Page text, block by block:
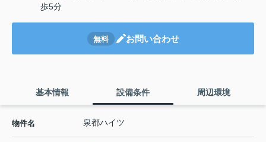
歩5分
無料 お問い合わせ
基本情報 設備条件 周辺環境
物件名 泉都ハイツ